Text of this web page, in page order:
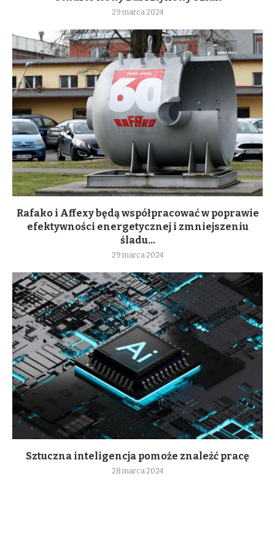
29 marca 2024
Rafako i Affexy będą współpracować w poprawie
efektywności energetycznej i zmniejszeniu
śladu...
29 marca 2024
Sztuczna inteligencja pomoże znaleźć pracę
28 marca 2024